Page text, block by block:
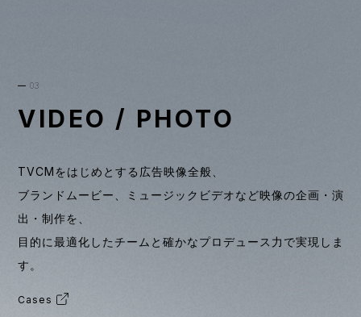
03
VIDEO / PHOTO
TVCMをはじめとする広告映像全般、
ブランドムービー、ミュージックビデオなど映像の企画・演
出・制作を、
目的に最適化したチームと確かなプロデュース力で実現しま
す。
Cases